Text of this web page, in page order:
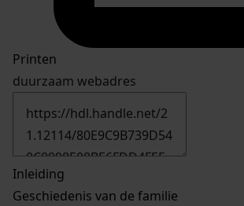
Printen
duurzaam webadres
Inleiding
Geschiedenis van de familie